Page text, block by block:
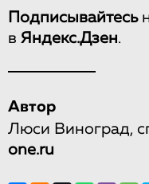
Подписывайтесь
в Яндекс.Дзен.
Автор
Люси Виноград,
one.ru